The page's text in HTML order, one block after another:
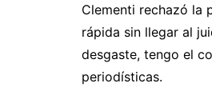
Clementi rechazó la
rápida sin llegar al
desgaste, tengo el
periodísticas.